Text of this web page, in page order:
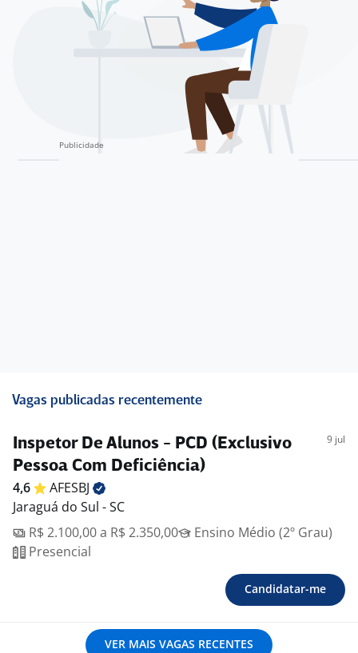
Vagas publicadas recentemente
Inspetor De Alunos - PCD (Exclusivo
Pessoa Com Deficiência)
9 jul
4,6
AFESBJ
Jaraguá do Sul - SC
R$ 2.100,00 a R$ 2.350,00
Ensino Médio (2º Grau)
Presencial
Candidatar-me
VER MAIS VAGAS RECENTES